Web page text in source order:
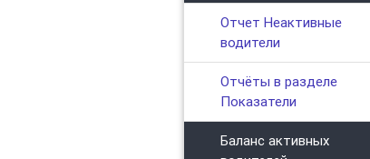
Отчет Неактивные
водители
Отчёты в разделе
Показатели
Баланс активных